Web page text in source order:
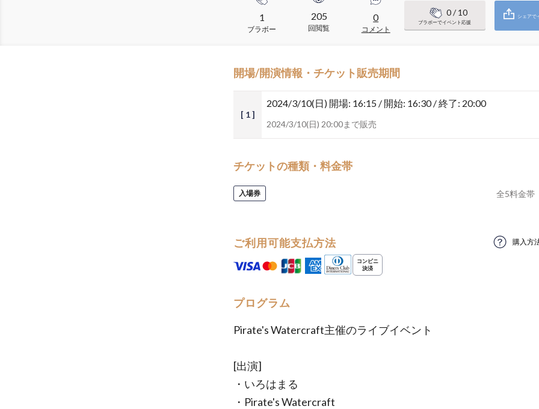
1
ブラボー
205
回閲覧
0
コメント
0/ 10
ブラボーでイベント応援
シェアで
開場/開演情報・チケット販売期間
[ 1 ]
2024/3/10(日) 開場: 16:15 / 開始: 16:30 / 終了: 20:00
2024/3/10(日) 20:00まで販売
チケットの種類・料金帯
入場券 全5料金帯
ご利用可能支払方法 購入方
プログラム
Pirate's Watercraft主催のライブイベント
[出演]
・いろはまる
・Pirate's Watercraft